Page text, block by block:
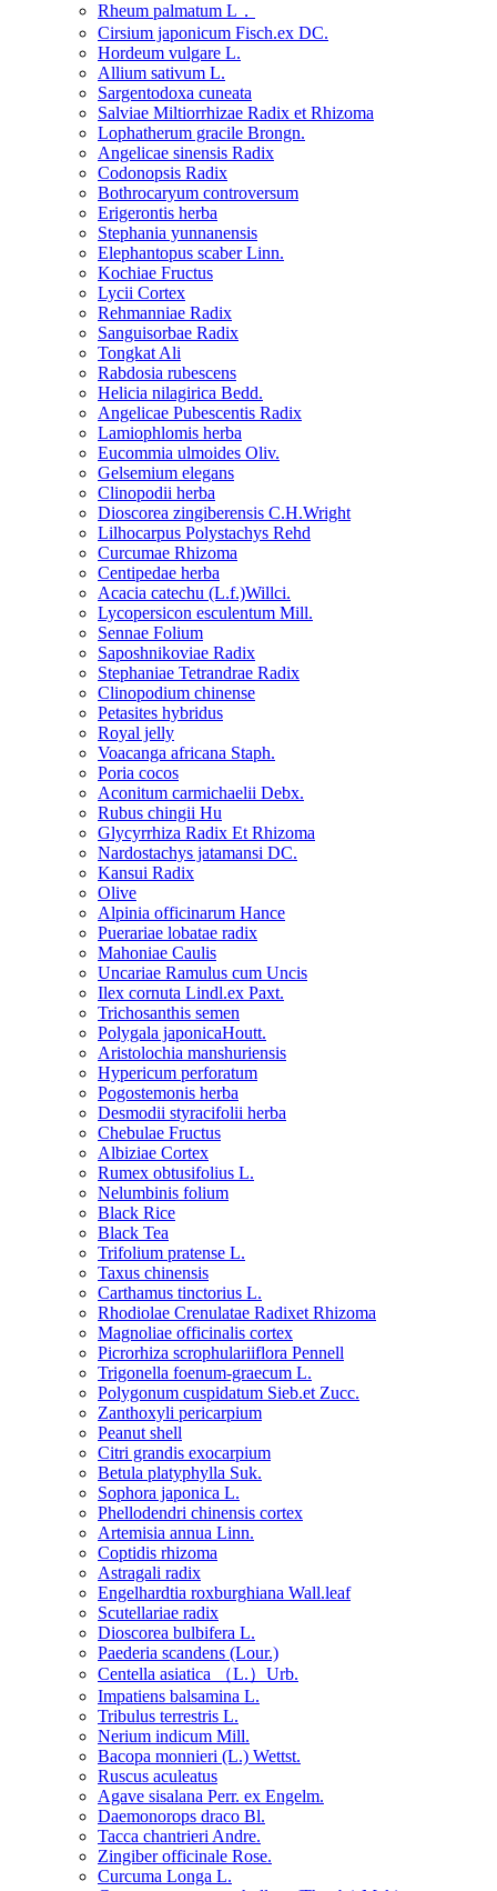
Rheum palmatum L．
Cirsium japonicum Fisch.ex DC.
Hordeum vulgare L.
Allium sativum L.
Sargentodoxa cuneata
Salviae Miltiorrhizae Radix et Rhizoma
Lophatherum gracile Brongn.
Angelicae sinensis Radix
Codonopsis Radix
Bothrocaryum controversum
Erigerontis herba
Stephania yunnanensis
Elephantopus scaber Linn.
Kochiae Fructus
Lycii Cortex
Rehmanniae Radix
Sanguisorbae Radix
Tongkat Ali
Rabdosia rubescens
Helicia nilagirica Bedd.
Angelicae Pubescentis Radix
Lamiophlomis herba
Eucommia ulmoides Oliv.
Gelsemium elegans
Clinopodii herba
Dioscorea zingiberensis C.H.Wright
Lilhocarpus Polystachys Rehd
Curcumae Rhizoma
Centipedae herba
Acacia catechu (L.f.)Willci.
Lycopersicon esculentum Mill.
Sennae Folium
Saposhnikoviae Radix
Stephaniae Tetrandrae Radix
Clinopodium chinense
Petasites hybridus
Royal jelly
Voacanga africana Staph.
Poria cocos
Aconitum carmichaelii Debx.
Rubus chingii Hu
Glycyrrhiza Radix Et Rhizoma
Nardostachys jatamansi DC.
Kansui Radix
Olive
Alpinia officinarum Hance
Puerariae lobatae radix
Mahoniae Caulis
Uncariae Ramulus cum Uncis
Ilex cornuta Lindl.ex Paxt.
Trichosanthis semen
Polygala japonicaHoutt.
Aristolochia manshuriensis
Hypericum perforatum
Pogostemonis herba
Desmodii styracifolii herba
Chebulae Fructus
Albiziae Cortex
Rumex obtusifolius L.
Nelumbinis folium
Black Rice
Black Tea
Trifolium pratense L.
Taxus chinensis
Carthamus tinctorius L.
Rhodiolae Crenulatae Radixet Rhizoma
Magnoliae officinalis cortex
Picrorhiza scrophulariiflora Pennell
Trigonella foenum-graecum L.
Polygonum cuspidatum Sieb.et Zucc.
Zanthoxyli pericarpium
Peanut shell
Citri grandis exocarpium
Betula platyphylla Suk.
Sophora japonica L.
Phellodendri chinensis cortex
Artemisia annua Linn.
Coptidis rhizoma
Astragali radix
Engelhardtia roxburghiana Wall.leaf
Scutellariae radix
Dioscorea bulbifera L.
Paederia scandens (Lour.)
Centella asiatica （L.）Urb.
Impatiens balsamina L.
Tribulus terrestris L.
Nerium indicum Mill.
Bacopa monnieri (L.) Wettst.
Ruscus aculeatus
Agave sisalana Perr. ex Engelm.
Daemonorops draco Bl.
Tacca chantrieri Andre.
Zingiber officinale Rose.
Curcuma Longa L.